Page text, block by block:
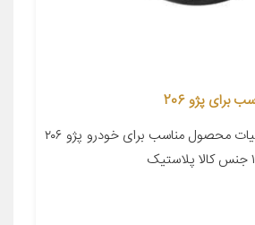
معرفی محصول جزئیات محصول مناسب برای خودرو پژو ۲۰۶